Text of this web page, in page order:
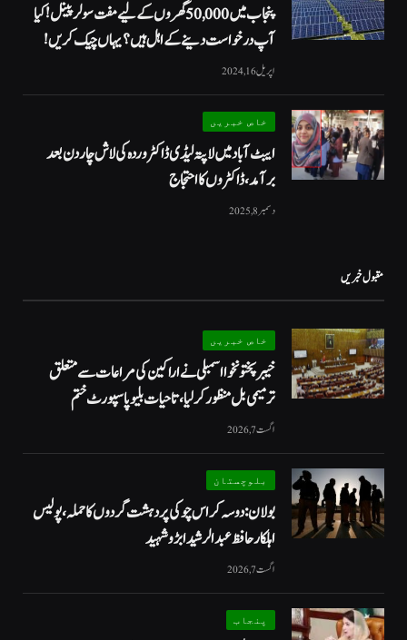
پنجاب میں 50,000 گھروں کے لیے مفت سولر پینل! کیا
آپ درخواست دینے کے اہل ہیں؟ یہاں چیک کریں!
اپریل 16, 2024
خاص خبریں
ایبٹ آباد میں لاپتہ لیڈی ڈاکٹر وردہ کی لاش چار دن بعد
برآمد، ڈاکٹروں کا احتجاج
دسمبر 8, 2025
مقبول خبریں
خاص خبریں
خیبرپختونخوا اسمبلی نے اراکین کی مراعات سے متعلق
ترمیمی بل منظور کر لیا، تاحیات بلیو پاسپورٹ ختم
اگست 7, 2026
بلوچستان
بولان: دوسہ کراس چوکی پر دہشت گردوں کا حملہ، پولیس
اہلکار حافظ عبدالرشید ابڑو شہید
اگست 7, 2026
پنجاب